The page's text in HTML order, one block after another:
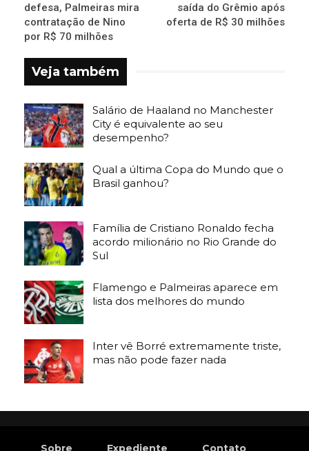
defesa, Palmeiras mira
contratação de Nino
por R$ 70 milhões
saída do Grêmio após
oferta de R$ 30 milhões
Veja também
Salário de Haaland no Manchester
City é equivalente ao seu
desempenho?
Qual a última Copa do Mundo que o
Brasil ganhou?
Família de Cristiano Ronaldo fecha
acordo milionário no Rio Grande do
Sul
Flamengo e Palmeiras aparece em
lista dos melhores do mundo
Inter vê Borré extremamente triste,
mas não pode fazer nada
Sobre Expediente Contato